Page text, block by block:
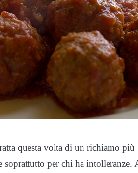
questa volta di un richiamo più
per chi ha intolleranze.